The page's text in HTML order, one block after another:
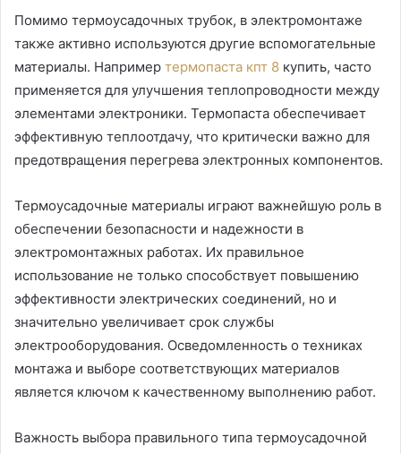
Помимо термоусадочных трубок, в электромонтаже
также активно используются другие вспомогательные
материалы. Например термопаста кпт 8 купить, часто
применяется для улучшения теплопроводности между
элементами электроники. Термопаста обеспечивает
эффективную теплоотдачу, что критически важно для
предотвращения перегрева электронных компонентов.
Термоусадочные материалы играют важнейшую роль в
обеспечении безопасности и надежности в
электромонтажных работах. Их правильное
использование не только способствует повышению
эффективности электрических соединений, но и
значительно увеличивает срок службы
электрооборудования. Осведомленность о техниках
монтажа и выборе соответствующих материалов
является ключом к качественному выполнению работ.
Важность выбора правильного типа термоусадочной